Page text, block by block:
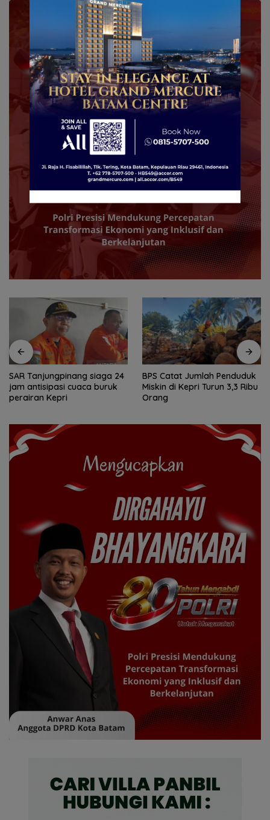
BPS Catat Jumlah Penduduk
Miskin di Kepri Turun 3,3 Ribu
Orang
Ketegangan di Meja Makan:
Ketika Ruang Dialog
Menggugat Eksistensi Nurani